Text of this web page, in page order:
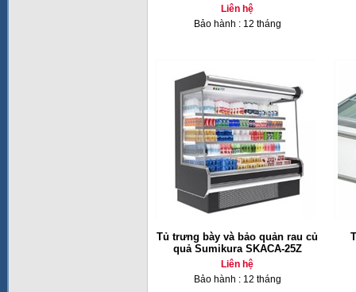
Liên hệ
Bảo hành : 12 tháng
Tủ trưng bày và bảo quản rau củ
quả Sumikura SKACA-25Z
Liên hệ
Bảo hành : 12 tháng